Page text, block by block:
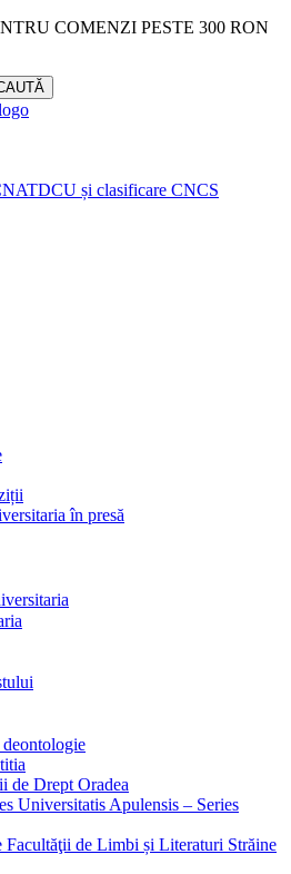
COMENZI PESTE 300 RON
și clasificare CNCS
în presă
de Drept Oradea
Universitatis Apulensis – Series
Facultăţii de Limbi și Literaturi Străine